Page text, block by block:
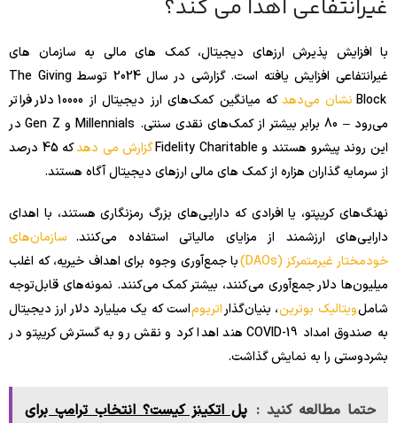
غیرانتفاعی اهدا می کند؟
با افزایش پذیرش ارزهای دیجیتال، کمک های مالی به سازمان های
غیرانتفاعی افزایش یافته است. گزارشی در سال 2024 توسط The Giving
Block نشان می‌دهد
که میانگین کمک‌های ارز دیجیتال از 10000 دلار فراتر
می‌رود – 80 برابر بیشتر از کمک‌های نقدی سنتی. Millennials و Gen Z در
این روند پیشرو هستند و Fidelity Charitable
گزارش می دهد
که 45 درصد
از سرمایه گذاران هزاره از کمک های مالی ارزهای دیجیتال آگاه هستند.
نهنگ‌های کریپتو، یا افرادی که دارایی‌های بزرگ رمزنگاری هستند، با اهدای
دارایی‌های ارزشمند از مزایای مالیاتی استفاده می‌کنند. سازمان‌های
خودمختار غیرمتمرکز (DAOs)
با جمع‌آوری وجوه برای اهداف خیریه، که اغلب
میلیون‌ها دلار جمع‌آوری می‌کنند، بیشتر کمک می‌کنند. نمونه‌های قابل‌توجه
شاملویتالیک بوترین، بنیان‌گذاراتریوماست که یک میلیارد دلار ارز دیجیتال
به صندوق امداد COVID-19 هند اهدا کرد و نقش رو به گسترش کریپتو در
بشردوستی را به نمایش گذاشت.
حتما مطالعه کنید : پل اتکینز کیست؟ انتخاب ترامپ برای